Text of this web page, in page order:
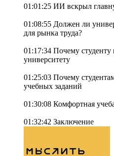
01:01:25 ИИ вскрыл
01:08:55 Должен ли
для рынка труда?
01:17:34 Почему студенту
университету
01:25:03 Почему
учебных заданий
01:30:08 Комфортная
01:32:42 Заключение